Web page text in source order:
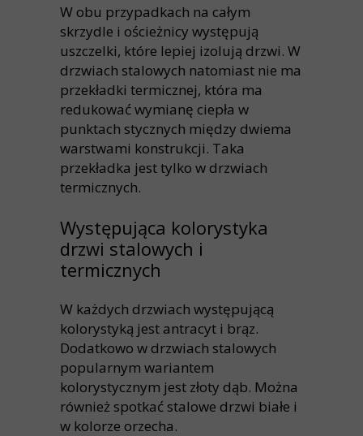
W obu przypadkach na całym
skrzydle i ościeżnicy występują
uszczelki, które lepiej izolują drzwi. W
drzwiach stalowych natomiast nie ma
przekładki termicznej, która ma
redukować wymianę ciepła w
punktach stycznych między dwiema
warstwami konstrukcji. Taka
przekładka jest tylko w drzwiach
termicznych.
Występująca kolorystyka
drzwi stalowych i
termicznych
W każdych drzwiach występującą
kolorystyką jest antracyt i brąz.
Dodatkowo w drzwiach stalowych
popularnym wariantem
kolorystycznym jest złoty dąb. Można
również spotkać stalowe drzwi białe i
w kolorze orzecha.